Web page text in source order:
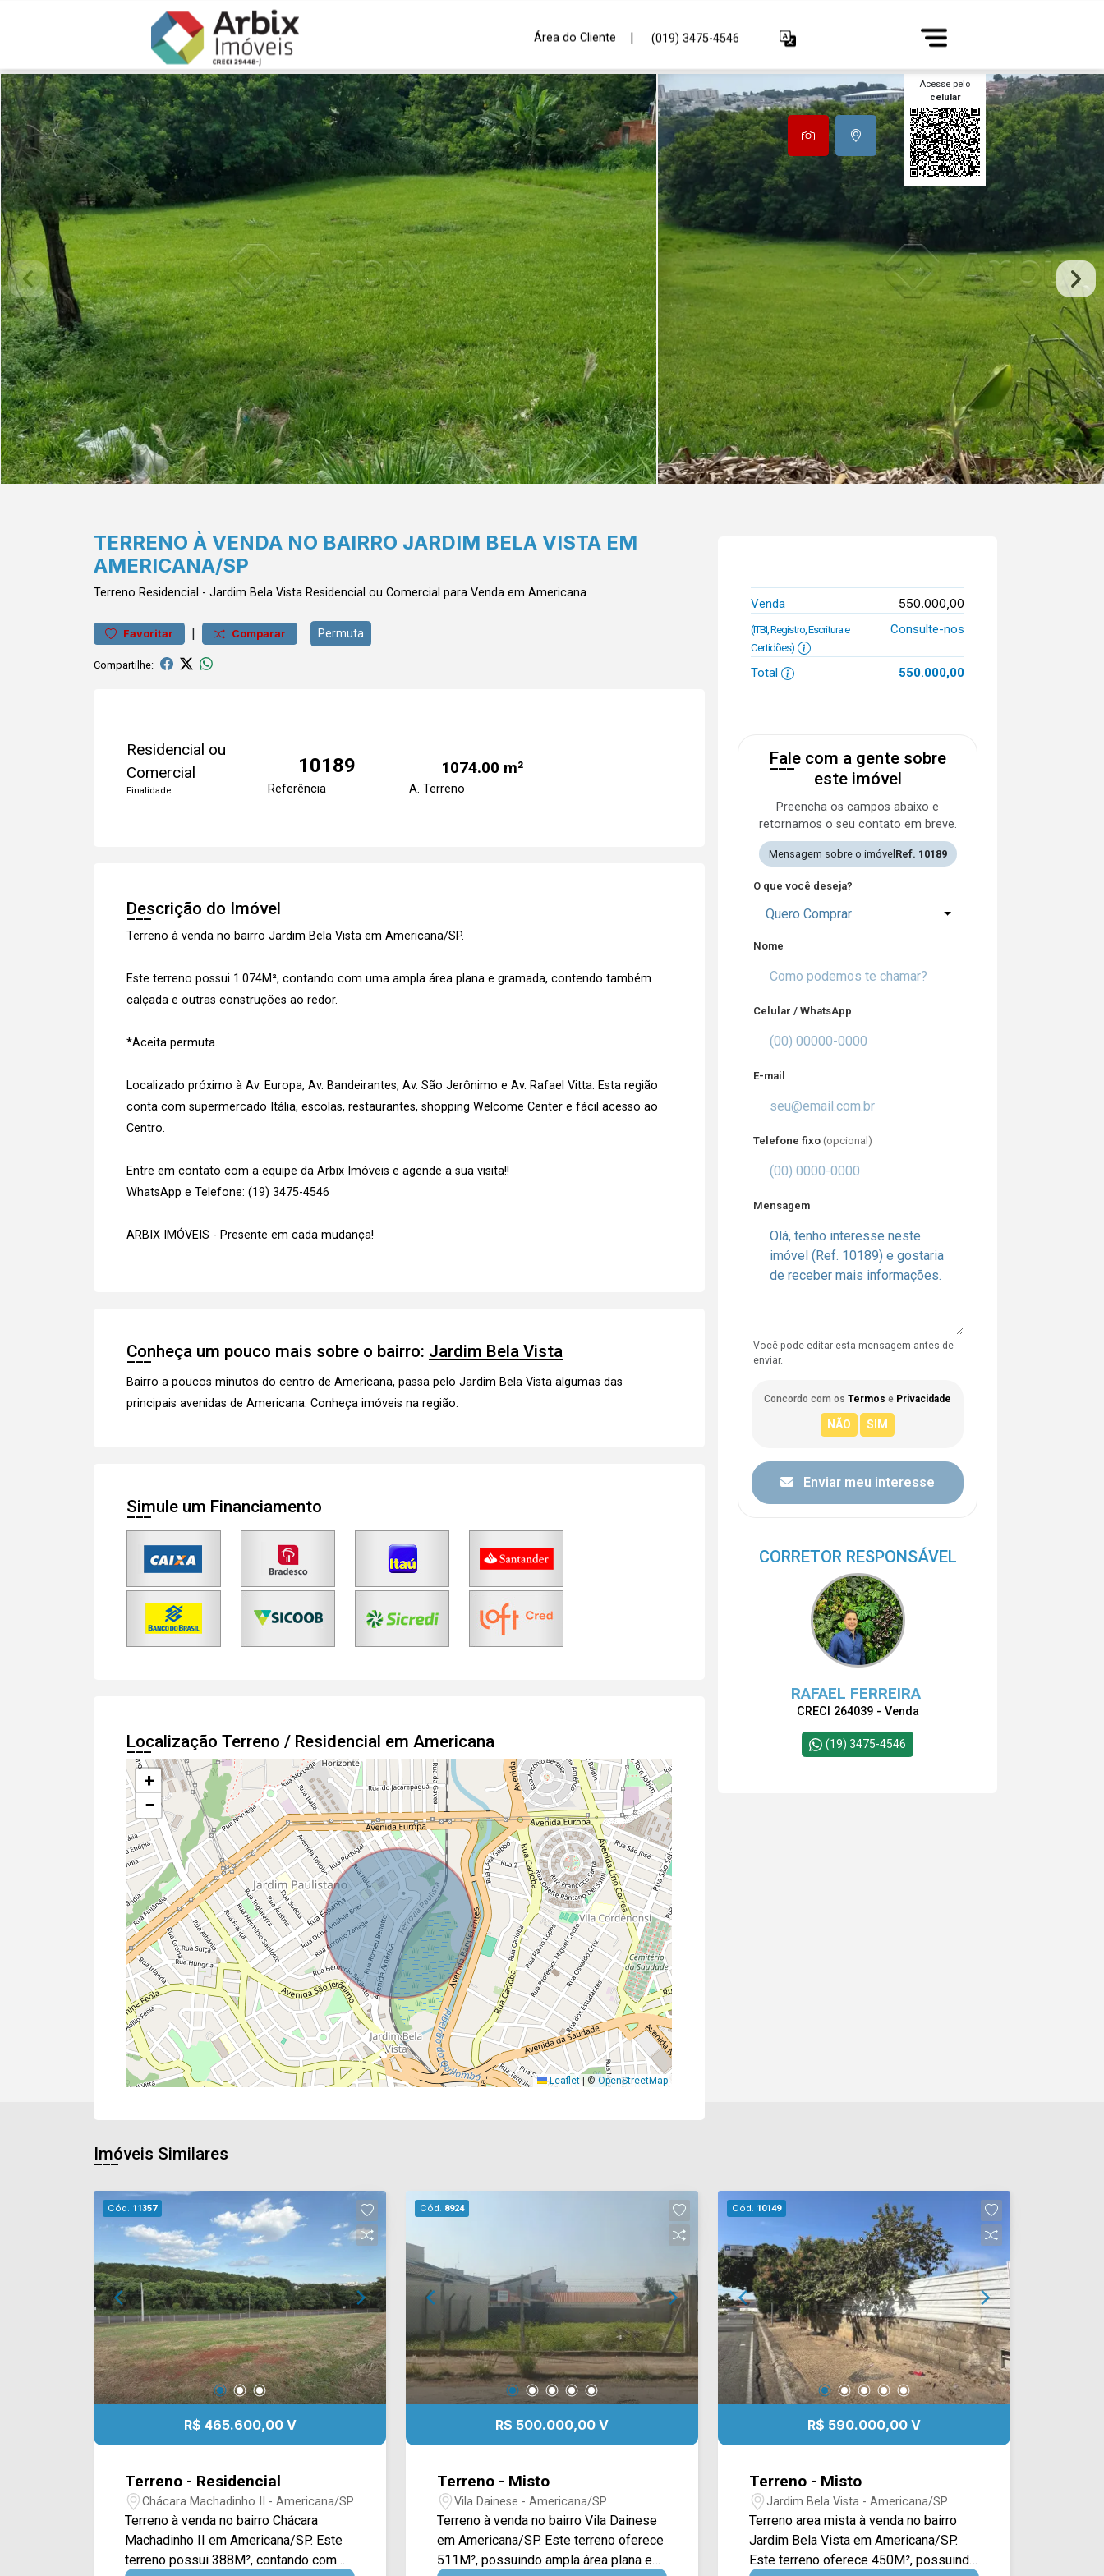
Área do Cliente | (019) 3475-4546
Acesse pelo
celular
TERRENO À VENDA NO BAIRRO JARDIM BELA VISTA EM
AMERICANA/SP
Terreno Residencial - Jardim Bela Vista Residencial ou Comercial para Venda em Americana
Favoritar | Comparar Permuta
Compartilhe:
Residencial ou
Comercial
Finalidade
10189
Referência
1074.00 m²
A. Terreno
Descrição do Imóvel
Terreno à venda no bairro Jardim Bela Vista em Americana/SP.
Este terreno possui 1.074M², contando com uma ampla área plana e gramada, contendo também
calçada e outras construções ao redor.
*Aceita permuta.
Localizado próximo à Av. Europa, Av. Bandeirantes, Av. São Jerônimo e Av. Rafael Vitta. Esta região
conta com supermercado Itália, escolas, restaurantes, shopping Welcome Center e fácil acesso ao
Centro.
Entre em contato com a equipe da Arbix Imóveis e agende a sua visita!!
WhatsApp e Telefone: (19) 3475-4546
ARBIX IMÓVEIS - Presente em cada mudança!
Conheça um pouco mais sobre o bairro: Jardim Bela Vista
Bairro a poucos minutos do centro de Americana, passa pelo Jardim Bela Vista algumas das
principais avenidas de Americana. Conheça imóveis na região.
Simule um Financiamento
Localização Terreno / Residencial em Americana
+
−
Leaflet © OpenStreetMap
Venda 550.000,00
(ITBI, Registro, Escritura e
Certidões)
Consulte-nos
Total 550.000,00
Fale com a gente sobre
este imóvel
Preencha os campos abaixo e
retornamos o seu contato em breve.
Mensagem sobre o imóvel Ref. 10189
O que você deseja?
Quero Comprar
Nome
Celular / WhatsApp
E-mail
Telefone fixo (opcional)
Mensagem
Você pode editar esta mensagem antes de
enviar.
Concordo com os Termos e Privacidade
Enviar meu interesse
CORRETOR RESPONSÁVEL
RAFAEL FERREIRA
CRECI 264039 - Venda
(19) 3475-4546
Imóveis Similares
Cód. 11357
R$ 465.600,00 V
Terreno - Residencial
Chácara Machadinho II - Americana/SP
Terreno à venda no bairro Chácara
Machadinho II em Americana/SP. Este
terreno possui 388M², contando com
Cód. 8924
R$ 500.000,00 V
Terreno - Misto
Vila Dainese - Americana/SP
Terreno à venda no bairro Vila Dainese
em Americana/SP. Este terreno oferece
511M², possuindo ampla área plana e
Cód. 10149
R$ 590.000,00 V
Terreno - Misto
Jardim Bela Vista - Americana/SP
Terreno area mista à venda no bairro
Jardim Bela Vista em Americana/SP.
Este terreno oferece 450M², possuindo